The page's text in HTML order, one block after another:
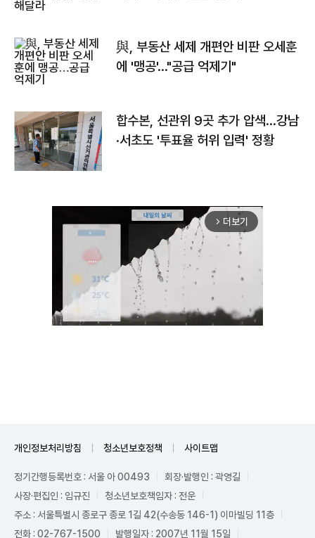
與, 부동산 세제 개편안 비판 오세훈
에 '맹공'…"공급 억제기"
합수본, 선관위 9곳 추가 압색…강남
·서초도 '투표율 허위 입력' 정황
arrow_forward_ios 더보기
개인정보처리방침 청소년보호정책 사이트맵
정기간행등록번호 : 서울 아 00493
회장·발행인 : 곽영길
사장·편집인 : 임규진
청소년보호책임자 : 전운
주소 : 서울특별시 종로구 종로 1길 42(수송동 146-1) 이마빌딩 11층
전화 : 02-767-1500
발행일자 : 2007년 11월 15일